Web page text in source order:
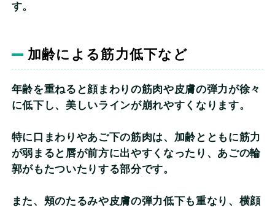
す。
加齢による筋力低下など
年齢を重ねると顔まわりの筋肉や皮膚の弾力が徐々
に低下し、美しいラインが崩れやすくなります。
特に口まわりやあご下の筋肉は、加齢とともに筋力
が弱まると唇が前方に出やすくなったり、あごの輪
郭がもたついたりする部分です。
また、頬のたるみや皮膚の弾力低下も重なり、横顔